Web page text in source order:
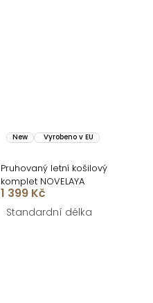
New Vyrobeno v EU
Pruhovaný letní košilový
komplet NOVELAYA
1 399 Kč
Standardní délka